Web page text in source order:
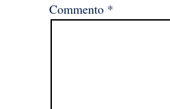
Commento *